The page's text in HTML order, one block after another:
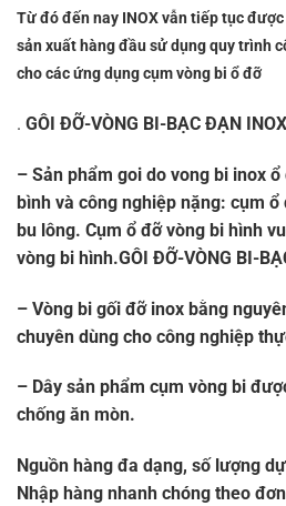
Từ đó đến nay INOX vẫn tiếp tục
sản xuất hàng đầu sử dụng quy trình
cho các ứng dụng cụm vòng bi ổ đỡ
. GÔI ĐỠ-VÒNG BI-BẠC ĐẠN
– Sản phẩm goi do vong bi inox
bình và công nghiệp nặng: cụm
bu lông. Cụm ổ đỡ vòng bi hình
vòng bi hình.GÔI ĐỠ-VÒNG BI-
– Vòng bi gối đỡ inox bằng
chuyên dùng cho công nghiệp
– Dây sản phẩm cụm vòng bi
chống ăn mòn.
Nguồn hàng đa dạng, số lượng
Nhập hàng nhanh chóng theo